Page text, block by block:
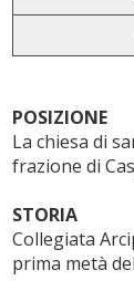
POSIZIONE
La chiesa di
frazione di
STORIA
Collegiata
prima metà